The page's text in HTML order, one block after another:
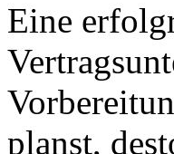
Eine
planst,